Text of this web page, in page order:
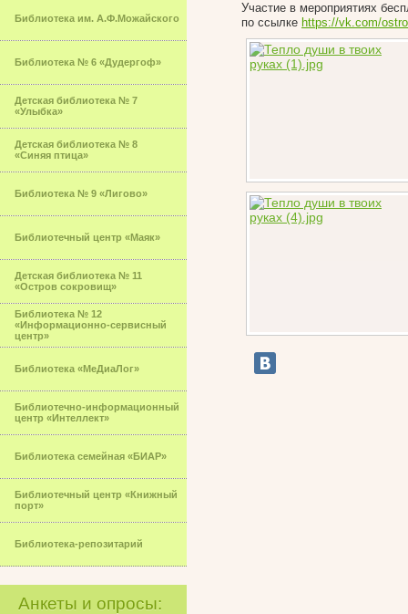
Библиотека им. А.Ф.Можайского
Библиотека № 6 «Дудергоф»
Детская библиотека № 7
«Улыбка»
Детская библиотека № 8
«Синяя птица»
Библиотека № 9 «Лигово»
Библиотечный центр «Маяк»
Детская библиотека № 11
«Остров сокровищ»
Библиотека № 12
«Информационно-сервисный
центр»
Библиотека «МеДиаЛог»
Библиотечно-информационный
центр «Интеллект»
Библиотека семейная «БИАР»
Библиотечный центр «Книжный
порт»
Библиотека-репозитарий
Анкеты и опросы:
Участие в мероприятиях
по ссылке https://vk.com/